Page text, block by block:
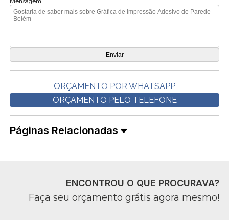
ORÇAMENTO POR WHATSAPP
ORÇAMENTO PELO TELEFONE
Páginas Relacionadas
ENCONTROU O QUE PROCURAVA?
Faça seu orçamento grátis agora mesmo!